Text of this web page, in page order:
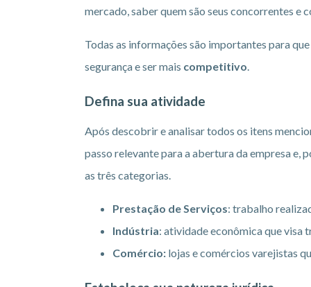
mercado, saber quem são seus concorrentes e
Todas as informações são importantes para
segurança e ser mais competitivo.
Defina sua atividade
Após descobrir e analisar todos os itens
passo relevante para a abertura da empresa e,
as três categorias.
Prestação de Serviços: trabalho
Indústria: atividade econômica que
Comércio: lojas e comércios varejistas